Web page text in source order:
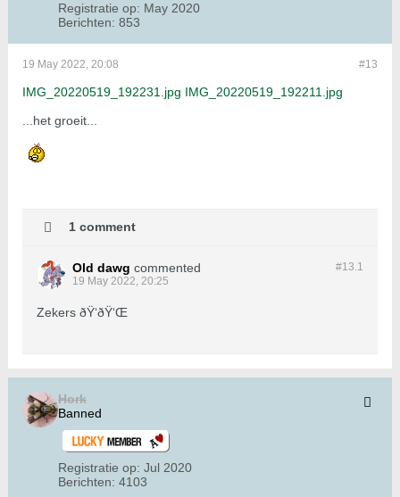
Registratie op: May 2020
Berichten: 853
#13
19 May 2022, 20:08
IMG_20220519_192231.jpg IMG_20220519_192211.jpg
...het groeit...
1 comment
#13.1
Old dawg commented
19 May 2022, 20:25
Zekers ðŸ‘ðŸ‘Œ
Hork
Banned
Registratie op: Jul 2020
Berichten: 4103